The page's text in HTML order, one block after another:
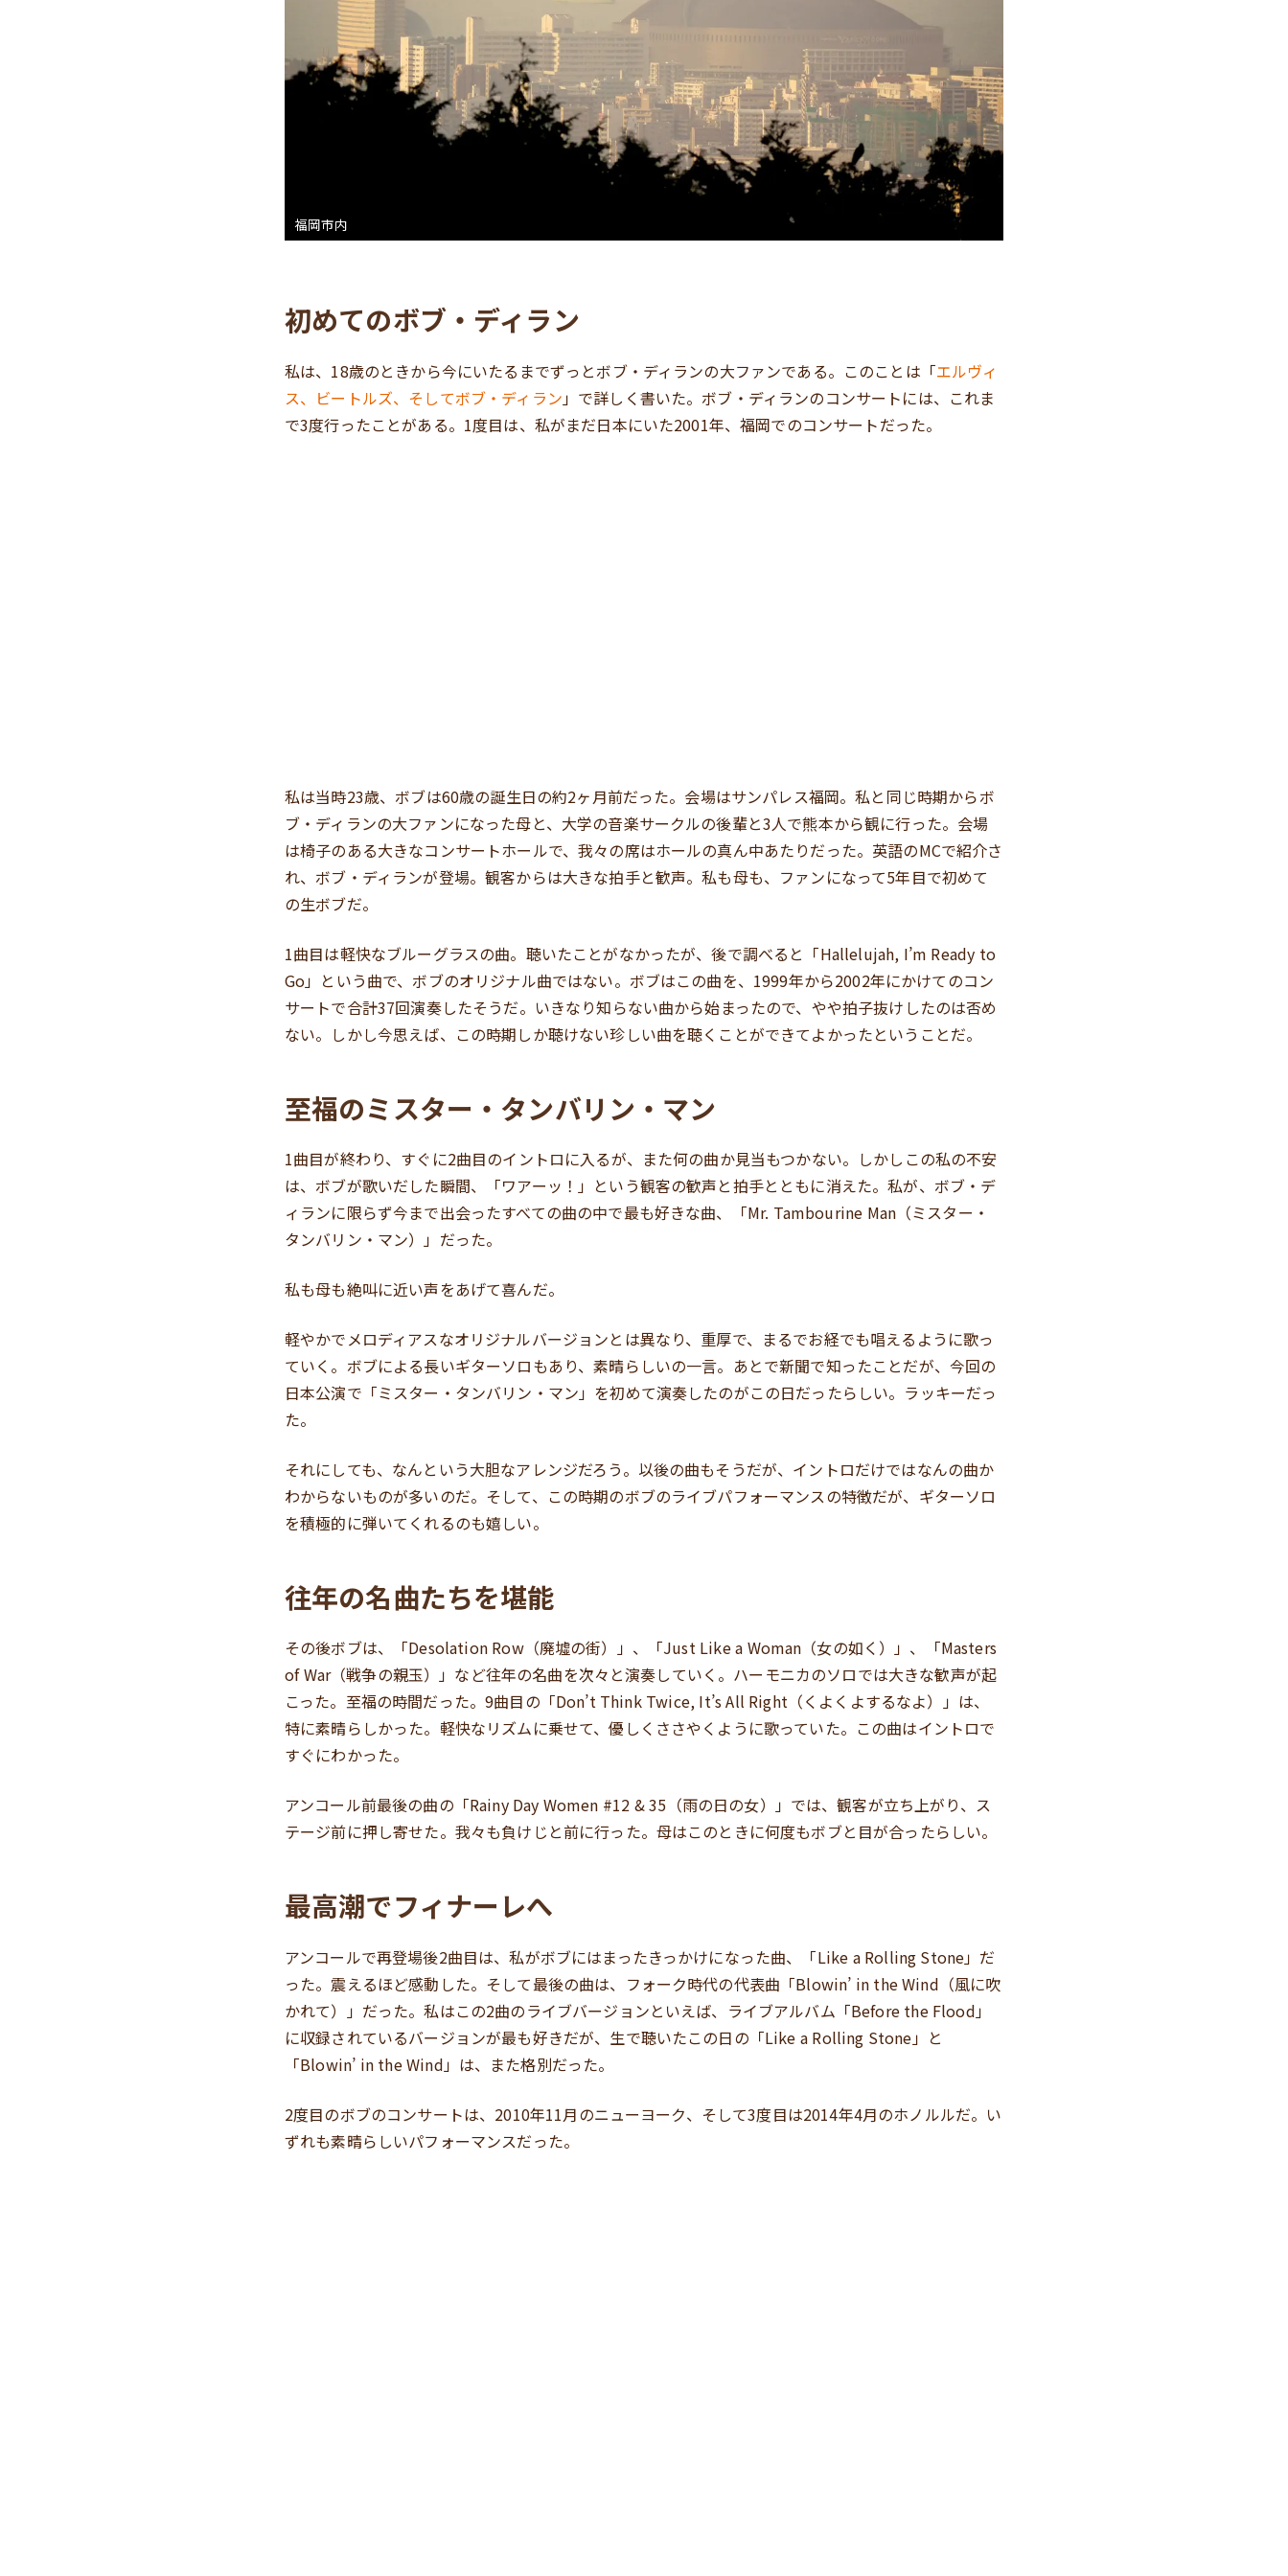
福岡市内
初めてのボブ・ディラン
私は、18歳のときから今にいたるまでずっとボブ・ディランの大ファンである。このことは「エルヴィ
ス、ビートルズ、そしてボブ・ディラン 」で詳しく書いた。ボブ・ディランのコンサートには、これま
で3度行ったことがある。1度目は、私がまだ日本にいた2001年、福岡でのコンサートだった。
私は当時23歳、ボブは60歳の誕生日の約2ヶ月前だった。会場はサンパレス福岡。私と同じ時期からボ
ブ・ディランの大ファンになった母と、大学の音楽サークルの後輩と3人で熊本から観に行った。会場
は椅子のある大きなコンサートホールで、我々の席はホールの真ん中あたりだった。英語のMCで紹介さ
れ、ボブ・ディランが登場。観客からは大きな拍手と歓声。私も母も、ファンになって5年目で初めて
の生ボブだ。
1曲目は軽快なブルーグラスの曲。聴いたことがなかったが、後で調べると「Hallelujah, I’m Ready to
Go」という曲で、ボブのオリジナル曲ではない。ボブはこの曲を、1999年から2002年にかけてのコン
サートで合計37回演奏したそうだ。いきなり知らない曲から始まったので、やや拍子抜けしたのは否め
ない。しかし今思えば、この時期しか聴けない珍しい曲を聴くことができてよかったということだ。
至福のミスター・タンバリン・マン
1曲目が終わり、すぐに2曲目のイントロに入るが、また何の曲か見当もつかない。しかしこの私の不安
は、ボブが歌いだした瞬間、「ワアーッ！」という観客の歓声と拍手とともに消えた。私が、ボブ・デ
ィランに限らず今まで出会ったすべての曲の中で最も好きな曲、「Mr. Tambourine Man（ミスター・
タンバリン・マン）」だった。
私も母も絶叫に近い声をあげて喜んだ。
軽やかでメロディアスなオリジナルバージョンとは異なり、重厚で、まるでお経でも唱えるように歌っ
ていく。ボブによる長いギターソロもあり、素晴らしいの一言。あとで新聞で知ったことだが、今回の
日本公演で「ミスター・タンバリン・マン」を初めて演奏したのがこの日だったらしい。ラッキーだっ
た。
それにしても、なんという大胆なアレンジだろう。以後の曲もそうだが、イントロだけではなんの曲か
わからないものが多いのだ。そして、この時期のボブのライブパフォーマンスの特徴だが、ギターソロ
を積極的に弾いてくれるのも嬉しい。
往年の名曲たちを堪能
その後ボブは、「Desolation Row（廃墟の街）」、「Just Like a Woman（女の如く）」、「Masters
of War（戦争の親玉）」など往年の名曲を次々と演奏していく。ハーモニカのソロでは大きな歓声が起
こった。至福の時間だった。9曲目の「Don’t Think Twice, It’s All Right（くよくよするなよ）」は、
特に素晴らしかった。軽快なリズムに乗せて、優しくささやくように歌っていた。この曲はイントロで
すぐにわかった。
アンコール前最後の曲の「Rainy Day Women #12 & 35（雨の日の女）」では、観客が立ち上がり、ス
テージ前に押し寄せた。我々も負けじと前に行った。母はこのときに何度もボブと目が合ったらしい。
最高潮でフィナーレへ
アンコールで再登場後2曲目は、私がボブにはまったきっかけになった曲、「Like a Rolling Stone」だ
った。震えるほど感動した。そして最後の曲は、フォーク時代の代表曲「Blowin’ in the Wind（風に吹
かれて）」だった。私はこの2曲のライブバージョンといえば、ライブアルバム「Before the Flood」
に収録されているバージョンが最も好きだが、生で聴いたこの日の「Like a Rolling Stone」と
「Blowin’ in the Wind」は、また格別だった。
2度目のボブのコンサートは、2010年11月のニューヨーク、そして3度目は2014年4月のホノルルだ。い
ずれも素晴らしいパフォーマンスだった。